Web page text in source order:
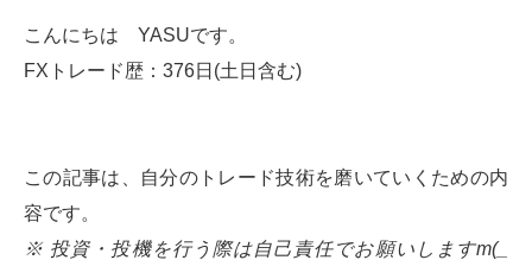
こんにちは YASUです。
FXトレード歴：376日(土日含む)
この記事は、自分のトレード技術を磨いていくための内
容です。
※ 投資・投機を行う際は自己責任でお願いしますm(_